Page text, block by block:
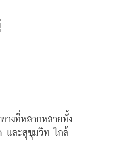
างที่หลากหลายทั้ง
และสุขุมวิท
ใกล้